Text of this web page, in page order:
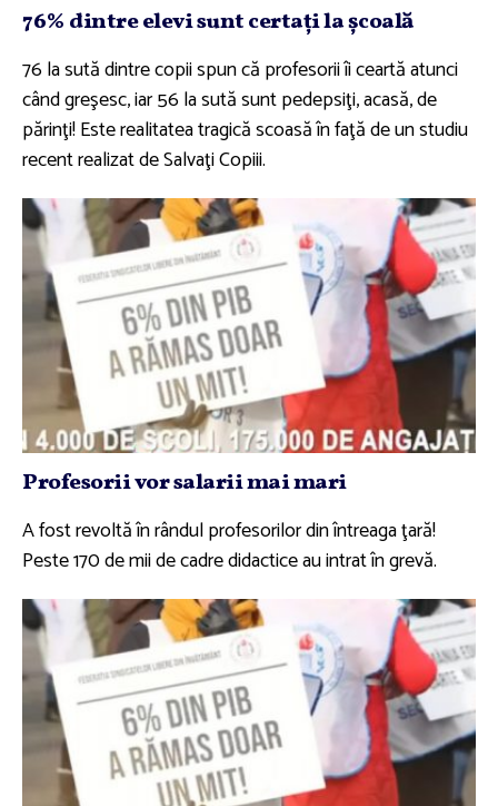
76% dintre elevi sunt certaţi la şcoală
76 la sută dintre copii spun că profesorii îi ceartă atunci
când greşesc, iar 56 la sută sunt pedepsiţi, acasă, de
părinţi! Este realitatea tragică scoasă în faţă de un studiu
recent realizat de Salvaţi Copiii.
Profesorii vor salarii mai mari
A fost revoltă în rândul profesorilor din întreaga ţară!
Peste 170 de mii de cadre didactice au intrat în grevă.